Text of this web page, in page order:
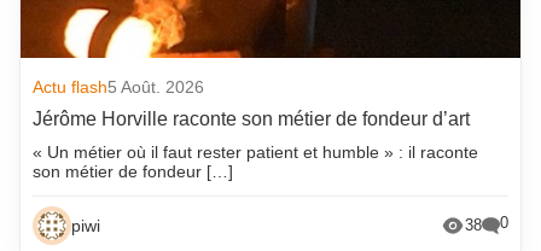
Actu flash5 Août. 2026
Jérôme Horville raconte son métier de fondeur d’art
« Un métier où il faut rester patient et humble » : il raconte
son métier de fondeur […]
piwi 38 0